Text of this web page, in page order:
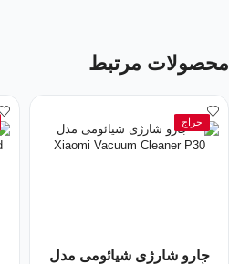
محصولات مرتبط
حراج
جارو شارژی شیائومی مدل